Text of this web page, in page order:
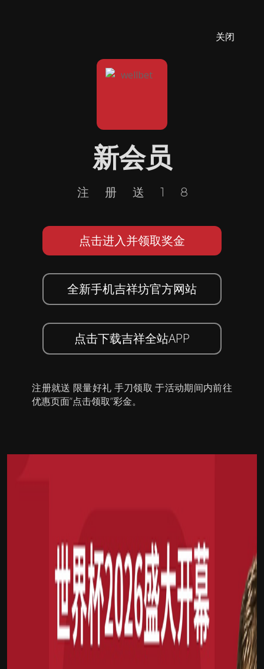
关闭
新会员
注册送18
点击进入并领取奖金
全新手机吉祥坊官方网站
点击下载吉祥全站APP
注册就送 限量好礼 手刀领取 于活动期间内前往
优惠页面”点击领取”彩金。